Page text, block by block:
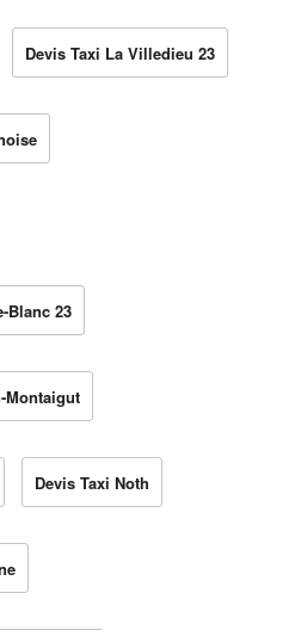
Devis Taxi La Villedieu 23
Blanc 23
Montaigut
Devis Taxi Noth